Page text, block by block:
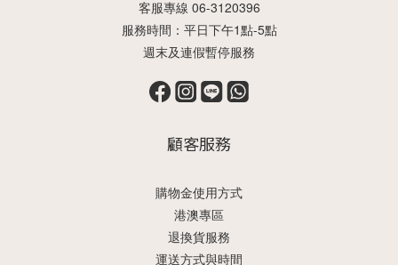
客服專線 06-3120396
服務時間：平日下午1點-5點
週末及連假暫停服務
顧客服務
購物金使用方式
港澳專區
退換貨服務
運送方式與時間